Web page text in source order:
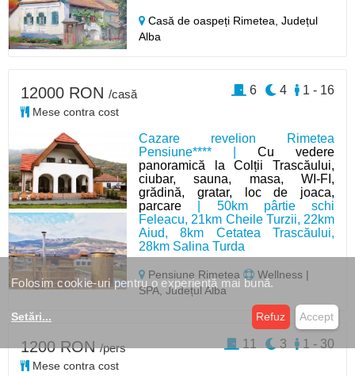
Casă de oaspeți Rimetea,Județul
Alba
Cazare revelion Rimetea
Pensiune**** |Cu vedere
panoramică la Colții Trascăului,
ciubar, sauna, masa, WI-FI,
grădină, gratar, loc de joaca,
parcare | 50km pârtie schi
Feleacu, 21km Cheile Turzii, 22km
Aiud, 8km Cetatea Trascăului,
28km Salina Turda
Pensiune Rimetea
Wellness |
SPA, Județul Alba
12000 RON /casă
Mese contra cost
1 - 16
4
6
1200 RON/pers
Mese contra cost
1 - 30
3
11
Folosim cookie-uri pentru o experiență mai bună.
Setări... Refuz Accept